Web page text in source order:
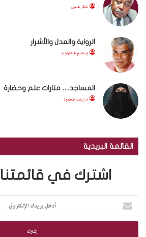
بابكر عيسى
الرواية والعدل والأشرار
إبراهيم عبدالمجيد
المساجد… منارات علم وحضارة
د.زينب المحمود
القائمة البريدية
اشترك في قائمتنا
خ